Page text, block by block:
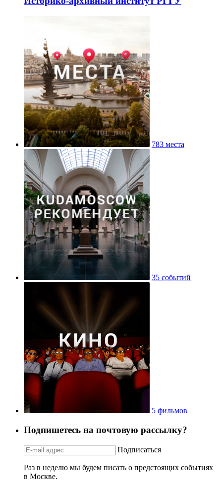
783 места
35 событий
5 фильмов
Подпишетесь на почтовую рассылку?
Подписаться
Раз в неделю мы будем писать о предстоящих событиях
в Москве.